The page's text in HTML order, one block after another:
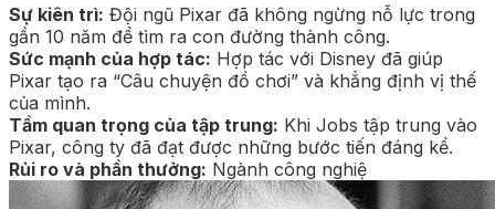
Sự kiên trì: Đội ngũ Pixar đã không ngừng nỗ lực trong
gần 10 năm để tìm ra con đường thành công.
Sức mạnh của hợp tác: Hợp tác với Disney đã giúp
Pixar tạo ra “Câu chuyện đồ chơi” và khẳng định vị thế
của mình.
Tầm quan trọng của tập trung: Khi Jobs tập trung vào
Pixar, công ty đã đạt được những bước tiến đáng kể.
Rủi ro và phần thưởng: Ngành công nghiệ